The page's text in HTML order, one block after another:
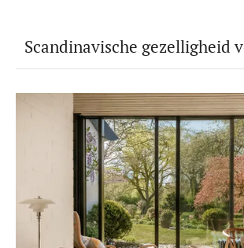
Scandinavische gezelligheid